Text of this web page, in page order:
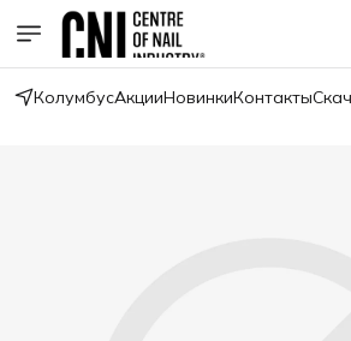
КолумбусАкцииНовинкиКонтакты